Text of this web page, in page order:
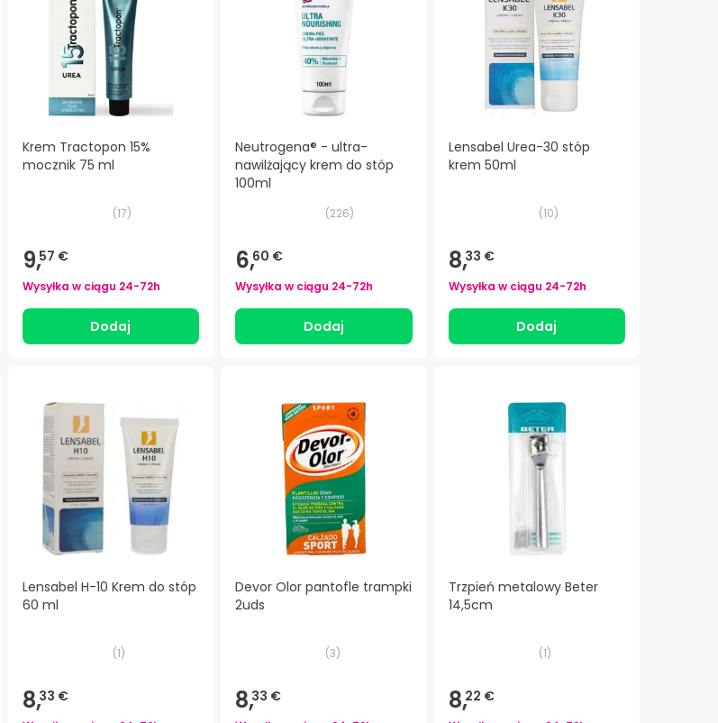
Krem Tractopon 15%
mocznik 75 ml
(17)
9,57 €
Wysyłka w ciągu 24-72h
Dodaj
Neutrogena® - ultra-
nawilżający krem do stóp
100ml
(226)
6,60 €
Wysyłka w ciągu 24-72h
Dodaj
Lensabel Urea-30 stóp
krem 50ml
(10)
8,33 €
Wysyłka w ciągu 24-72h
Dodaj
Lensabel H-10 Krem do stóp
60 ml
(1)
8,33 €
Devor Olor pantofle trampki
2uds
(3)
8,33 €
Trzpień metalowy Beter
14,5cm
(1)
8,22 €